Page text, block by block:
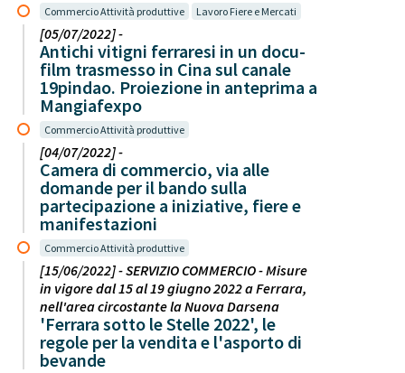
Commercio Attività produttive Lavoro Fiere e Mercati
[05/07/2022] -
Antichi vitigni ferraresi in un docu-
film trasmesso in Cina sul canale
19pindao. Proiezione in anteprima a
Mangiafexpo
Commercio Attività produttive
[04/07/2022] -
Camera di commercio, via alle
domande per il bando sulla
partecipazione a iniziative, fiere e
manifestazioni
Commercio Attività produttive
[15/06/2022] - SERVIZIO COMMERCIO - Misure
in vigore dal 15 al 19 giugno 2022 a Ferrara,
nell'area circostante la Nuova Darsena
'Ferrara sotto le Stelle 2022', le
regole per la vendita e l'asporto di
bevande